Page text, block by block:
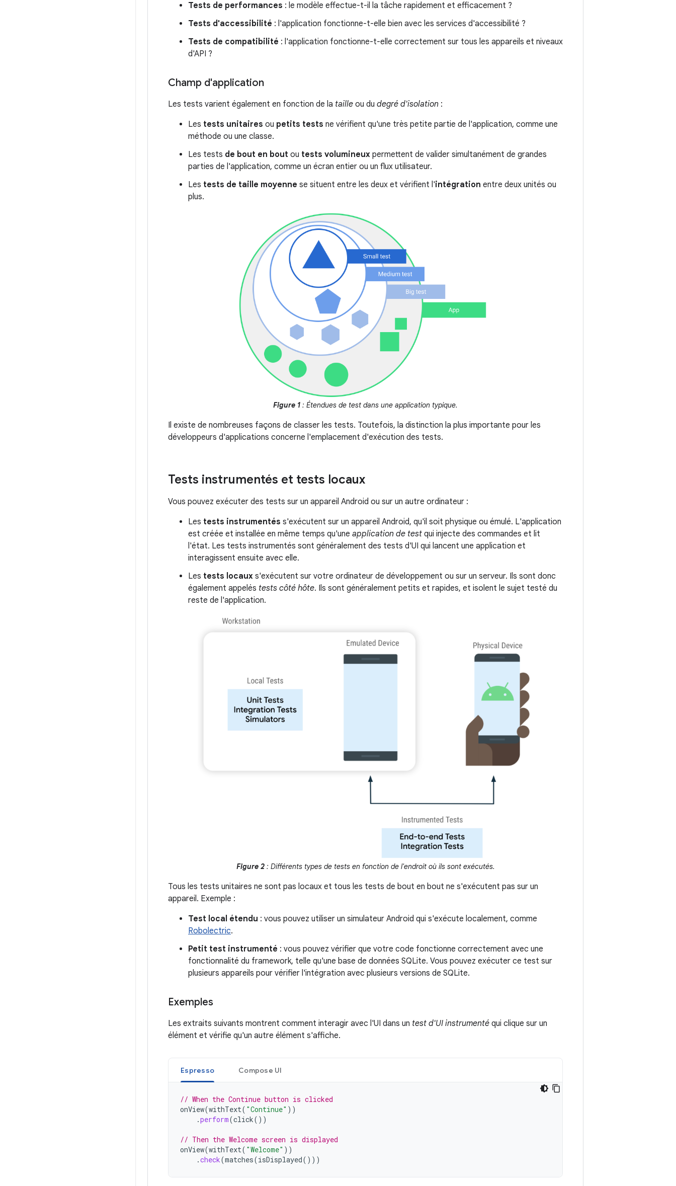
Tests de performances : le modèle effectue-t-il la tâche rapidement et efficacement ?
Tests d'accessibilité : l'application fonctionne-t-elle bien avec les services d'accessibilité ?
Tests de compatibilité : l'application fonctionne-t-elle correctement sur tous les appareils et niveaux
d'API ?
Champ d'application
Les tests varient également en fonction de la taille ou du degré d'isolation :
Les tests unitaires ou petits tests ne vérifient qu'une très petite partie de l'application, comme une
méthode ou une classe.
Les tests de bout en bout ou tests volumineux permettent de valider simultanément de grandes
parties de l'application, comme un écran entier ou un flux utilisateur.
Les tests de taille moyenne se situent entre les deux et vérifient l'intégration entre deux unités ou
plus.
Figure 1 : Étendues de test dans une application typique.
Il existe de nombreuses façons de classer les tests. Toutefois, la distinction la plus importante pour les
développeurs d'applications concerne l'emplacement d'exécution des tests.
Tests instrumentés et tests locaux
Vous pouvez exécuter des tests sur un appareil Android ou sur un autre ordinateur :
Les tests instrumentés s'exécutent sur un appareil Android, qu'il soit physique ou émulé. L'application
est créée et installée en même temps qu'une application de test qui injecte des commandes et lit
l'état. Les tests instrumentés sont généralement des tests d'UI qui lancent une application et
interagissent ensuite avec elle.
Les tests locaux s'exécutent sur votre ordinateur de développement ou sur un serveur. Ils sont donc
également appelés tests côté hôte. Ils sont généralement petits et rapides, et isolent le sujet testé du
reste de l'application.
Figure 2: Différents types de tests en fonction de l'endroit où ils sont exécutés.
Tous les tests unitaires ne sont pas locaux et tous les tests de bout en bout ne s'exécutent pas sur un
appareil. Exemple :
Test local étendu : vous pouvez utiliser un simulateur Android qui s'exécute localement, comme
Robolectric.
Petit test instrumenté : vous pouvez vérifier que votre code fonctionne correctement avec une
fonctionnalité du framework, telle qu'une base de données SQLite. Vous pouvez exécuter ce test sur
plusieurs appareils pour vérifier l'intégration avec plusieurs versions de SQLite.
Exemples
Les extraits suivants montrent comment interagir avec l'UI dans un test d'UI instrumenté qui clique sur un
élément et vérifie qu'un autre élément s'affiche.
Espresso Compose UI
// When the Continue button is clicked
onView(withText( "Continue" ))
.perform(click())
// Then the Welcome screen is displayed
onView(withText( "Welcome" ))
.check(matches(isDisplayed()))